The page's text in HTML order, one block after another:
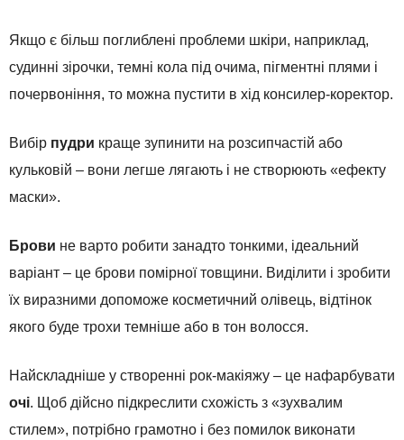
Якщо є більш поглиблені проблеми шкіри, наприклад,
судинні зірочки, темні кола під очима, пігментні плями і
почервоніння, то можна пустити в хід консилер-коректор.
Вибір пудри краще зупинити на розсипчастій або
кульковій – вони легше лягають і не створюють «ефекту
маски».
Брови не варто робити занадто тонкими, ідеальний
варіант – це брови помірної товщини. Виділити і зробити
їх виразними допоможе косметичний олівець, відтінок
якого буде трохи темніше або в тон волосся.
Найскладніше у створенні рок-макіяжу – це нафарбувати
очі. Щоб дійсно підкреслити схожість з «зухвалим
стилем», потрібно грамотно і без помилок виконати